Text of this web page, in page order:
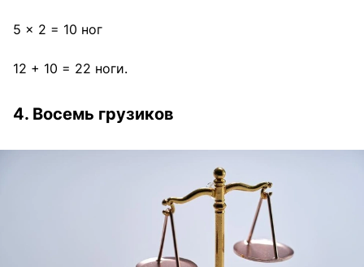
5 × 2 = 10 ног
12 + 10 = 22 ноги.
4. Восемь грузиков